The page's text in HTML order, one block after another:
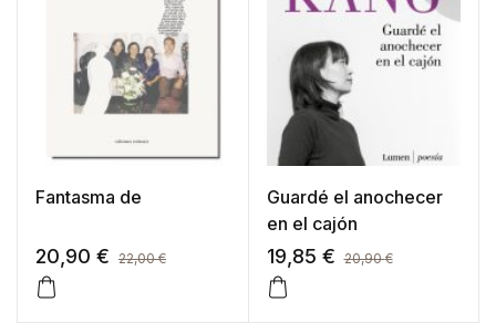
Fantasma de
20,90 € 22,00€
Guardé el anochecer
en el cajón
19,85 € 20,90€